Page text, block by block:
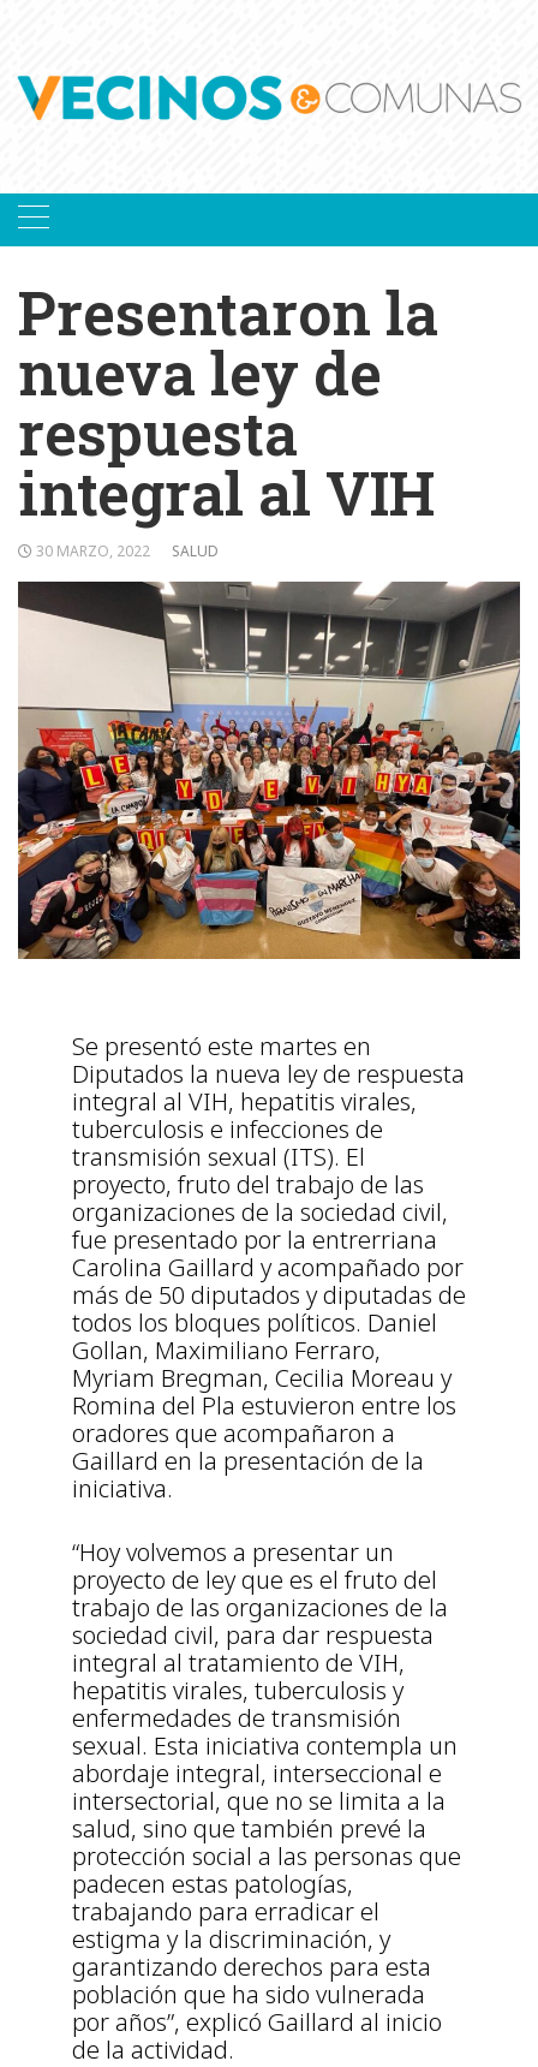
Presentaron la
nueva ley de
respuesta
integral al VIH
30 MARZO, 2022 SALUD
Se presentó este martes en
Diputados la nueva ley de respuesta
integral al VIH, hepatitis virales,
tuberculosis e infecciones de
transmisión sexual (ITS). El
proyecto, fruto del trabajo de las
organizaciones de la sociedad civil,
fue presentado por la entrerriana
Carolina Gaillard y acompañado por
más de 50 diputados y diputadas de
todos los bloques políticos. Daniel
Gollan, Maximiliano Ferraro,
Myriam Bregman, Cecilia Moreau y
Romina del Pla estuvieron entre los
oradores que acompañaron a
Gaillard en la presentación de la
iniciativa.
“Hoy volvemos a presentar un
proyecto de ley que es el fruto del
trabajo de las organizaciones de la
sociedad civil, para dar respuesta
integral al tratamiento de VIH,
hepatitis virales, tuberculosis y
enfermedades de transmisión
sexual. Esta iniciativa contempla un
abordaje integral, interseccional e
intersectorial, que no se limita a la
salud, sino que también prevé la
protección social a las personas que
padecen estas patologías,
trabajando para erradicar el
estigma y la discriminación, y
garantizando derechos para esta
población que ha sido vulnerada
por años”, explicó Gaillard al inicio
de la actividad.